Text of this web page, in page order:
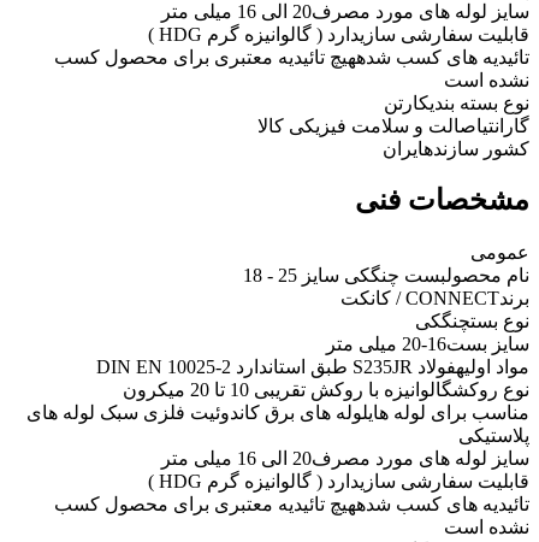
سایز لوله های مورد مصرف20 الی 16 میلی متر
قابلیت سفارشی سازیدارد ( گالوانیزه گرم HDG )
تائیدیه های کسب شدههیچ تائیدیه معتبری برای محصول کسب
نشده است
نوع بسته بندیکارتن
گارانتیاصالت و سلامت فیزیکی کالا
کشور سازندهایران
مشخصات فنی
عمومی
نام محصولبست چنگکی سایز 25 - 18
برندCONNECT / کانکت
نوع بستچنگکی
سایز بست16-20 میلی متر
مواد اولیهفولاد S235JR طبق استاندارد DIN EN 10025-2
نوع روکشگالوانیزه با روکش تقریبی 10 تا 20 میکرون
مناسب برای لوله هایلوله های برق کاندوئیت فلزی سبک لوله های
پلاستیکی
سایز لوله های مورد مصرف20 الی 16 میلی متر
قابلیت سفارشی سازیدارد ( گالوانیزه گرم HDG )
تائیدیه های کسب شدههیچ تائیدیه معتبری برای محصول کسب
نشده است